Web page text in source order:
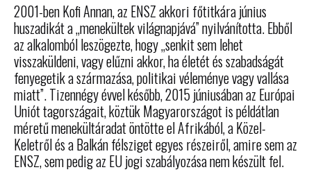
2001-ben Kofi Annan, az ENSZ akkori főtitkára június
huszadikát a „menekültek világnapjává” nyilvánította. Ebből
az alkalomból leszögezte, hogy „senkit sem lehet
visszaküldeni, vagy elűzni akkor, ha életét és szabadságát
fenyegetik a származása, politikai véleménye vagy vallása
miatt”. Tizennégy évvel később, 2015 júniusában az Európai
Uniót tagországait, köztük Magyarországot is példátlan
méretű menekültáradat öntötte el Afrikából, a Közel-
Keletről és a Balkán félsziget egyes részeiről, amire sem az
ENSZ, sem pedig az EU jogi szabályozása nem készült fel.